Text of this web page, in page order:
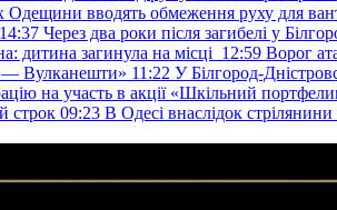
Одещини вводять обмеження руху для
14:37 Через два роки після загибелі у
дитина загинула на місці 12:59 Ворог
— Вулканешти» 11:22 У Білгород-
на участь в акції «Шкільний
строк 09:23 В Одесі внаслідок